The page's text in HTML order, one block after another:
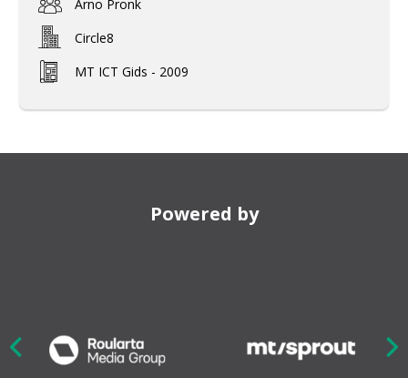
Arno Pronk
Circle8
MT ICT Gids - 2009
Powered by